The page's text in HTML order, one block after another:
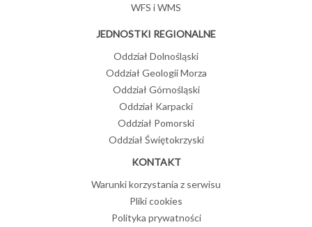
WFS i WMS
JEDNOSTKI REGIONALNE
Oddział Dolnośląski
Oddział Geologii Morza
Oddział Górnośląski
Oddział Karpacki
Oddział Pomorski
Oddział Świętokrzyski
KONTAKT
Warunki korzystania z serwisu
Pliki cookies
Polityka prywatności